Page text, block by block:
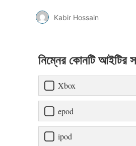
Kabir Hossain
নিম্নের কোনটি আইটির
Xbox
epod
ipod